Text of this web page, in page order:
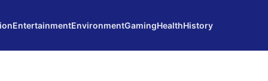
EntertainmentEnvironmentGamingHealthHistory